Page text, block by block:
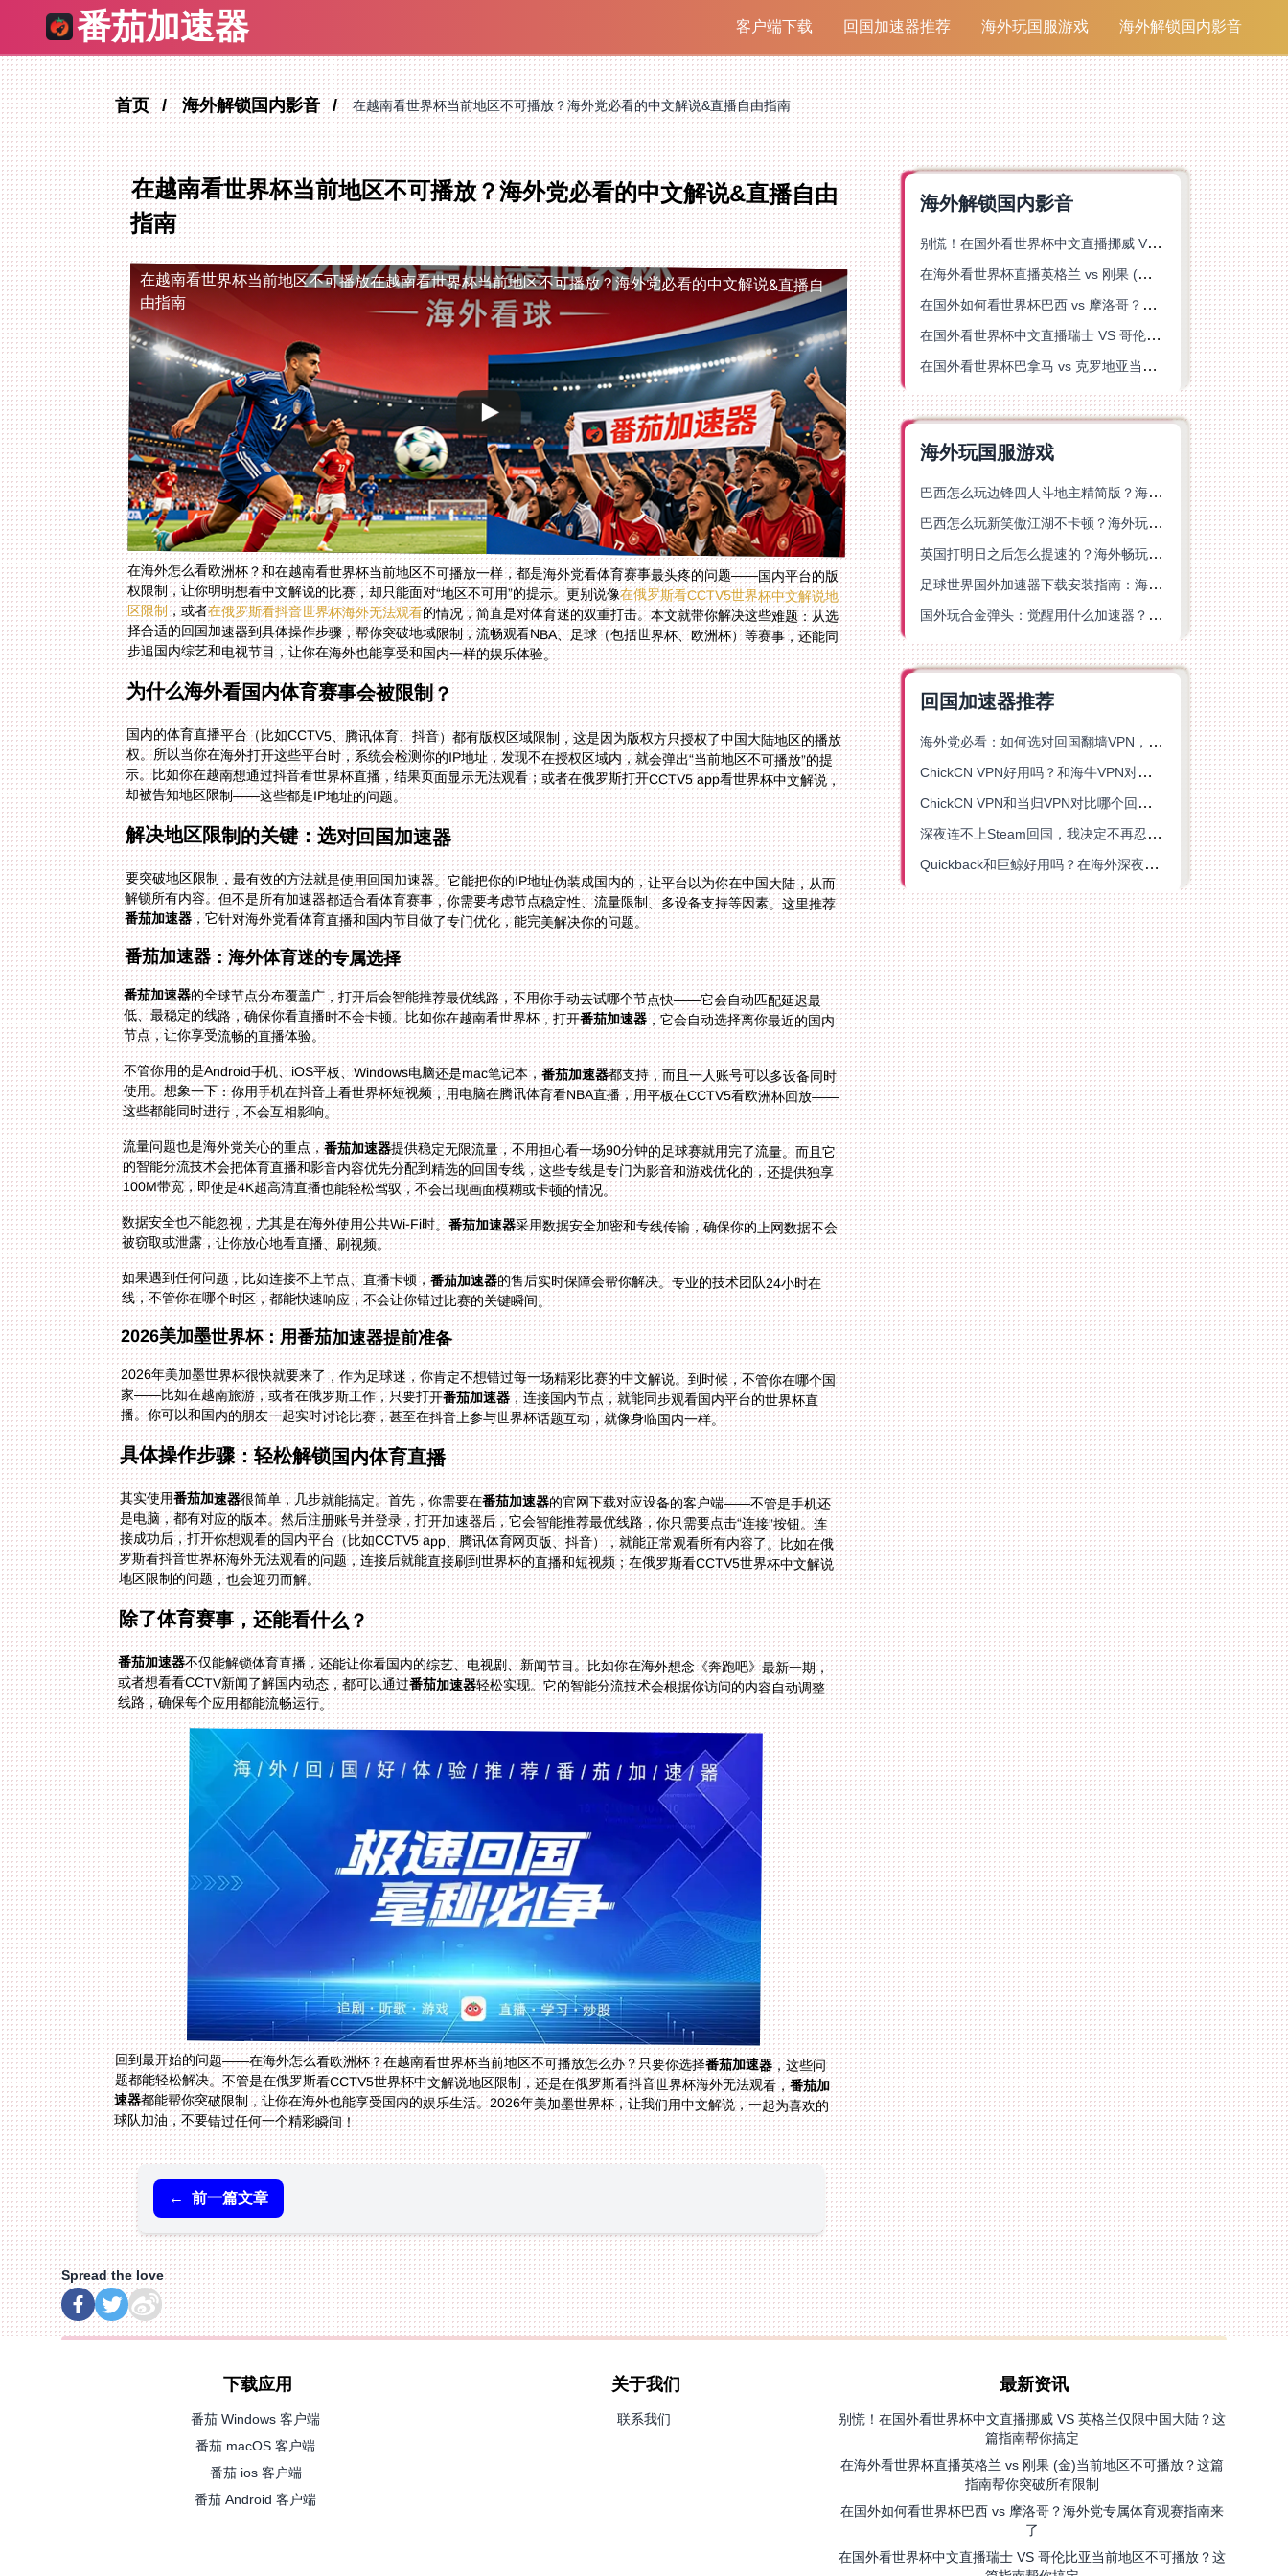
番茄加速器 客户端下载 回国加速器推荐 海外玩国服游戏 海外解锁国内影音
首页 海外解锁国内影音 在越南看世界杯当前地区不可播放？海外党必看的中文解说&直播自由指南
在越南看世界杯当前地区不可播放？海外党必看的中文解说&直播自由
指南
在越南看世界杯当前地区不可播放在越南看世界杯当前地区不可播放？海外党必看的中文解说&直播自
由指南
在海外怎么看欧洲杯？和在越南看世界杯当前地区不可播放一样，都是海外党看体育赛事最头疼的问题——国内平台的版
权限制，让你明明想看中文解说的比赛，却只能面对“地区不可用”的提示。更别说像在俄罗斯看CCTV5世界杯中文解说地
区限制 ，或者在俄罗斯看抖音世界杯海外无法观看的情况，简直是对体育迷的双重打击。本文就带你解决这些难题：从选
择合适的回国加速器到具体操作步骤，帮你突破地域限制，流畅观看NBA、足球（包括世界杯、欧洲杯）等赛事，还能同
步追国内综艺和电视节目，让你在海外也能享受和国内一样的娱乐体验。
为什么海外看国内体育赛事会被限制？
国内的体育直播平台（比如CCTV5、腾讯体育、抖音）都有版权区域限制，这是因为版权方只授权了中国大陆地区的播放
权。所以当你在海外打开这些平台时，系统会检测你的IP地址，发现不在授权区域内，就会弹出“当前地区不可播放”的提
示。比如你在越南想通过抖音看世界杯直播，结果页面显示无法观看；或者在俄罗斯打开CCTV5 app看世界杯中文解说，
却被告知地区限制——这些都是IP地址的问题。
解决地区限制的关键：选对回国加速器
要突破地区限制，最有效的方法就是使用回国加速器。它能把你的IP地址伪装成国内的，让平台以为你在中国大陆，从而
解锁所有内容。但不是所有加速器都适合看体育赛事，你需要考虑节点稳定性、流量限制、多设备支持等因素。这里推荐
番茄加速器，它针对海外党看体育直播和国内节目做了专门优化，能完美解决你的问题。
番茄加速器：海外体育迷的专属选择
番茄加速器的全球节点分布覆盖广，打开后会智能推荐最优线路，不用你手动去试哪个节点快——它会自动匹配延迟最
低、最稳定的线路，确保你看直播时不会卡顿。比如你在越南看世界杯，打开番茄加速器，它会自动选择离你最近的国内
节点，让你享受流畅的直播体验。
不管你用的是Android手机、iOS平板、Windows电脑还是mac笔记本，番茄加速器都支持，而且一人账号可以多设备同时
使用。想象一下：你用手机在抖音上看世界杯短视频，用电脑在腾讯体育看NBA直播，用平板在CCTV5看欧洲杯回放——
这些都能同时进行，不会互相影响。
流量问题也是海外党关心的重点，番茄加速器提供稳定无限流量，不用担心看一场90分钟的足球赛就用完了流量。而且它
的智能分流技术会把体育直播和影音内容优先分配到精选的回国专线，这些专线是专门为影音和游戏优化的，还提供独享
100M带宽，即使是4K超高清直播也能轻松驾驭，不会出现画面模糊或卡顿的情况。
数据安全也不能忽视，尤其是在海外使用公共Wi-Fi时。番茄加速器采用数据安全加密和专线传输，确保你的上网数据不会
被窃取或泄露，让你放心地看直播、刷视频。
如果遇到任何问题，比如连接不上节点、直播卡顿，番茄加速器的售后实时保障会帮你解决。专业的技术团队24小时在
线，不管你在哪个时区，都能快速响应，不会让你错过比赛的关键瞬间。
2026美加墨世界杯：用番茄加速器提前准备
2026年美加墨世界杯很快就要来了，作为足球迷，你肯定不想错过每一场精彩比赛的中文解说。到时候，不管你在哪个国
家——比如在越南旅游，或者在俄罗斯工作，只要打开番茄加速器，连接国内节点，就能同步观看国内平台的世界杯直
播。你可以和国内的朋友一起实时讨论比赛，甚至在抖音上参与世界杯话题互动，就像身临国内一样。
具体操作步骤：轻松解锁国内体育直播
其实使用番茄加速器很简单，几步就能搞定。首先，你需要在番茄加速器的官网下载对应设备的客户端——不管是手机还
是电脑，都有对应的版本。然后注册账号并登录，打开加速器后，它会智能推荐最优线路，你只需要点击“连接”按钮。连
接成功后，打开你想观看的国内平台（比如CCTV5 app、腾讯体育网页版、抖音），就能正常观看所有内容了。比如在俄
罗斯看抖音世界杯海外无法观看的问题，连接后就能直接刷到世界杯的直播和短视频；在俄罗斯看CCTV5世界杯中文解说
地区限制的问题，也会迎刃而解。
除了体育赛事，还能看什么？
番茄加速器不仅能解锁体育直播，还能让你看国内的综艺、电视剧、新闻节目。比如你在海外想念《奔跑吧》最新一期，
或者想看看CCTV新闻了解国内动态，都可以通过番茄加速器轻松实现。它的智能分流技术会根据你访问的内容自动调整
线路，确保每个应用都能流畅运行。
回到最开始的问题——在海外怎么看欧洲杯？在越南看世界杯当前地区不可播放怎么办？只要你选择番茄加速器，这些问
题都能轻松解决。不管是在俄罗斯看CCTV5世界杯中文解说地区限制，还是在俄罗斯看抖音世界杯海外无法观看，番茄加
速器都能帮你突破限制，让你在海外也能享受国内的娱乐生活。2026年美加墨世界杯，让我们用中文解说，一起为喜欢的
球队加油，不要错过任何一个精彩瞬间！
← 前一篇文章
海外解锁国内影音
别慌！在国外看世界杯中文直播挪威 VS 英格兰仅限中国大陆？这篇指南帮你搞定
在海外看世界杯直播英格兰 vs 刚果 (金)当前地区不可播放？这篇指南帮你突破所有限制
在国外如何看世界杯巴西 vs 摩洛哥？海外党专属体育观赛指南来了
在国外看世界杯中文直播瑞士 VS 哥伦比亚当前地区不可播放？这篇指南帮你搞定
在国外看世界杯巴拿马 vs 克罗地亚当前地区不可播放？这篇指南帮你轻松解决海外体育直播难题
海外玩国服游戏
巴西怎么玩边锋四人斗地主精简版？海外游戏党的加速器终极选择
巴西怎么玩新笑傲江湖不卡顿？海外玩家国服游戏加速终极指南（附猫和老鼠一梦江湖实测）
英国打明日之后怎么提速的？海外畅玩国服游戏终极指南
足球世界国外加速器下载安装指南：海外党畅玩国服游戏的终极解决方案
国外玩合金弹头：觉醒用什么加速器？一份写给海外游子的畅玩指南
回国加速器推荐
海外党必看：如何选对回国翻墙VPN，无缝解锁国内资源？
ChickCN VPN好用吗？和海牛VPN对比哪个回国效果更好？
ChickCN VPN和当归VPN对比哪个回国效果更好？海外党亲测后选了它
深夜连不上Steam回国，我决定不再忍受这数字鸿沟
Quickback和巨鲸好用吗？在海外深夜想刷B站、追爱奇艺的你，或许正需要这份答案
Spread the love
下载应用
番茄 Windows 客户端
番茄 macOS 客户端
番茄 ios 客户端
番茄 Android 客户端
关于我们
联系我们
最新资讯
别慌！在国外看世界杯中文直播挪威 VS 英格兰仅限中国大陆？这
篇指南帮你搞定
在海外看世界杯直播英格兰 vs 刚果 (金)当前地区不可播放？这篇
指南帮你突破所有限制
在国外如何看世界杯巴西 vs 摩洛哥？海外党专属体育观赛指南来
了
在国外看世界杯中文直播瑞士 VS 哥伦比亚当前地区不可播放？这